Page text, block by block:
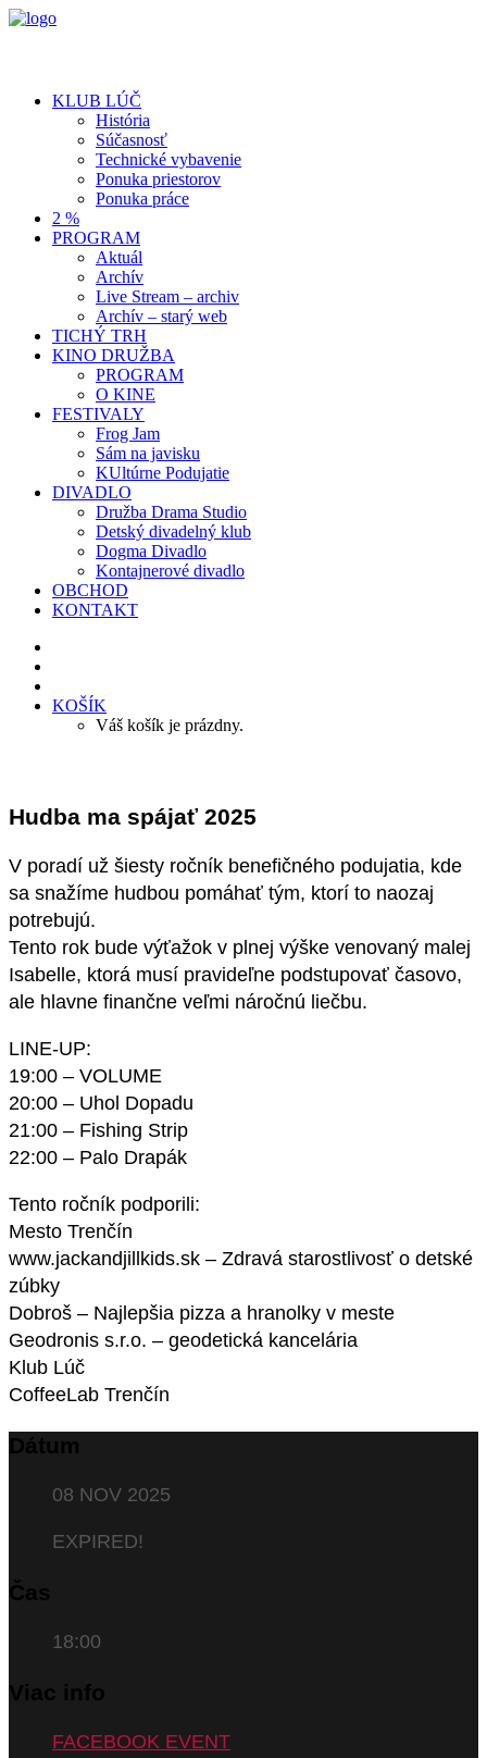
KLUB LÚČ
História
Súčasnosť
Technické vybavenie
Ponuka priestorov
Ponuka práce
2 %
PROGRAM
Aktuál
Archív
Live Stream – archiv
Archív – starý web
TICHÝ TRH
KINO DRUŽBA
PROGRAM
O KINE
FESTIVALY
Frog Jam
Sám na javisku
KUltúrne Podujatie
DIVADLO
Družba Drama Studio
Detský divadelný klub
Dogma Divadlo
Kontajnerové divadlo
OBCHOD
KONTAKT
KOŠÍK
Váš košík je prázdny.
Hudba ma spájať 2025
V poradí už šiesty ročník benefičného podujatia, kde
sa snažíme hudbou pomáhať tým, ktorí to naozaj
potrebujú.
Tento rok bude výťažok v plnej výške venovaný malej
Isabelle, ktorá musí pravideľne podstupovať časovo,
ale hlavne finančne veľmi náročnú liečbu.
LINE-UP:
19:00 – VOLUME
20:00 – Uhol Dopadu
21:00 – Fishing Strip
22:00 – Palo Drapák
Tento ročník podporili:
Mesto Trenčín
www.jackandjillkids.sk – Zdravá starostlivosť o detské
zúbky
Dobroš – Najlepšia pizza a hranolky v meste
Geodronis s.r.o. – geodetická kancelária
Klub Lúč
CoffeeLab Trenčín
Dátum
08 NOV 2025
EXPIRED!
Čas
18:00
Viac info
FACEBOOK EVENT